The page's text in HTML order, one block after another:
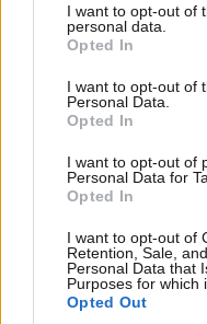
not limited to your visit
grant or deny consent
use your data for below
consent section.
I want to opt-out of
personal data.
Opted In
I want to opt-out of
Personal Data.
Opted In
I want to opt-out of
Personal Data for
Opted In
I want to opt-out of
Retention, Sale,
Personal Data that
Purposes for which
Opted Out
δυστυχώς, συνήθως,
γραμμικά. Βλέπουμε
τα πράγματα θα πάνε
έτσι. Και δεν
Το καλό ποιο είναι
χαρακτηριστικό με
Όταν ο Κυριάκος
το 2019, η αλήθεια
εκκρεμότητες. Το